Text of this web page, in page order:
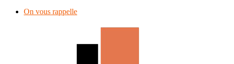
On vous rappelle